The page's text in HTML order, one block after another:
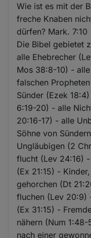
Wie ist es mit der
freche Knaben
dürfen? Mark. 7:10
Die Bibel gebietet
alle Ehebrecher
Mos 38:8-10) -
falschen
Sünder (Ezek
6:19-20) - alle
20:16-17) - alle
Söhne von
Ungläubigen (2
flucht (Lev 24:16)
(Ex 21:15) -
gehorchen (Dt
fluchen (Lev 20:9)
(Ex 31:15) -
nähern (Num
nach einer